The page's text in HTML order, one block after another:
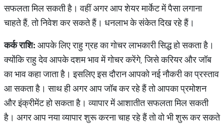
सफलता मिल सकती है। वहीं अगर आप शेयर मार्केट में पैसा लगाना
चाहते हैं, तो निवेश कर सकते हैं। धनलाभ के संकेत दिख रहे हैं।
कर्कराशि: आपके लिए राहु ग्रह का गोचर लाभकारी सिद्ध हो सकता है।
क्योंकि राहु देव आपके दशम भाव में गोचर करेंगे, जिसे करियर और जॉब
का भाव कहा जाता है। इसलिए इस दौरान आपको नई नौकरी का प्रस्ताव
आ सकता है। साथ ही अगर आप जॉब कर रहे हैं तो आपका प्रमोशन
और इंक्रीमेंट हो सकता है। व्यापार में आशातीत सफलता मिल सकती
है। अगर आप नया व्यापार शुरू करना चाह रहे हैं तो वो भी शुरू कर सकते